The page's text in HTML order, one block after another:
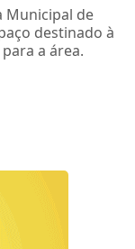
Municipal de
destinado à
a área.